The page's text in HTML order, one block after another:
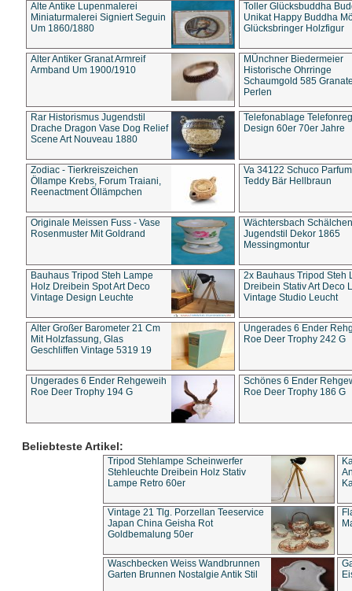
Alte Antike Lupenmalerei
Miniaturmalerei Signiert Seguin
Um 1860/1880
Toller Glücksbuddha
Unikat Happy Buddha
Glücksbringer Holzfigur
Alter Antiker Granat Armreif
Armband Um 1900/1910
MÜnchner Biedermeier
Historische Ohrringe
Schaumgold 585
Perlen
Rar Historismus Jugendstil
Drache Dragon Vase Dog Relief
Scene Art Nouveau 1880
Telefonablage
Design 60er 70er Jahre
Zodiac - Tierkreiszeichen
Öllampe Krebs, Forum Traiani,
Reenactment Öllämpchen
Va 34122 Schuco
Teddy Bär Hellbraun
Originale Meissen Fuss - Vase
Rosenmuster Mit Goldrand
Wächtersbach Schälchen
Jugendstil Dekor 1865
Messingmontur
Bauhaus Tripod Steh Lampe
Holz Dreibein Spot Art Deco
Vintage Design Leuchte
2x Bauhaus Tripod Steh
Dreibein Stativ Art Deco
Vintage Studio Leucht
Alter Großer Barometer 21 Cm
Mit Holzfassung, Glas
Geschliffen Vintage 5319 19
Ungerades 6 Ender
Roe Deer Trophy 242 G
Ungerades 6 Ender Rehgeweih
Roe Deer Trophy 194 G
Schönes 6 Ender
Roe Deer Trophy 186 G
Beliebteste Artikel:
Tripod Stehlampe Scheinwerfer
Stehleuchte Dreibein Holz Stativ
Lampe Retro 60er
Vintage 21 Tlg. Porzellan Teeservice
Japan China Geisha Rot
Goldbemalung 50er
Waschbecken Weiss Wandbrunnen
Garten Brunnen Nostalgie Antik Stil